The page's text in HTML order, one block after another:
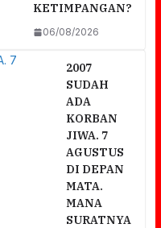
KETIMPANGAN?
06/08/2026
2007
SUDAH
ADA
KORBAN
JIWA. 7
AGUSTUS
DI DEPAN
MATA.
MANA
SURATNYA